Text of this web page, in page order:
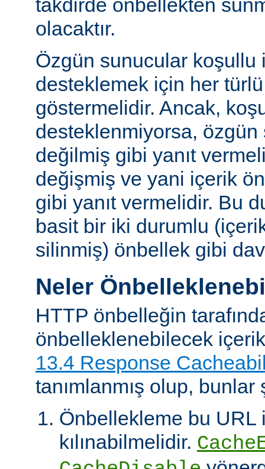
takdirde önbellekten
olacaktır.
Özgün sunucular koşullu
desteklemek için her türlü
göstermelidir. Ancak,
desteklenmiyorsa,
değilmiş gibi yanıt
değişmiş ve yani içerik
gibi yanıt vermelidir. Bu
basit bir iki durumlu
silinmiş) önbellek gibi
Neler
HTTP önbelleğin
önbelleklenebilecek
13.4 Response
tanımlanmış olup,
Önbellekleme bu URL
kılınabilmelidir.